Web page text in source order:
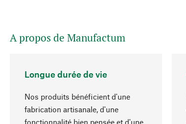
A propos de Manufactum
Longue durée de vie
Nos produits bénéficient d'une
fabrication artisanale, d'une
fonctionnalité bien pensée et d'une